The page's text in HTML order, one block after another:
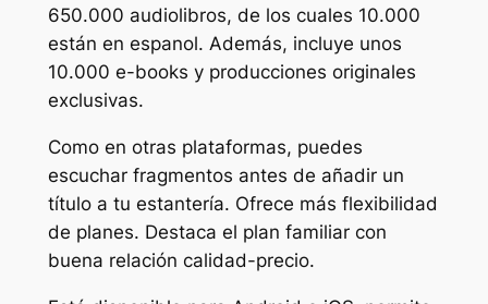
650.000 audiolibros, de los cuales 10.000
están en espanol. Además, incluye unos
10.000 e-books y producciones originales
exclusivas.
Como en otras plataformas, puedes
escuchar fragmentos antes de añadir un
título a tu estantería. Ofrece más flexibilidad
de planes. Destaca el plan familiar con
buena relación calidad-precio.